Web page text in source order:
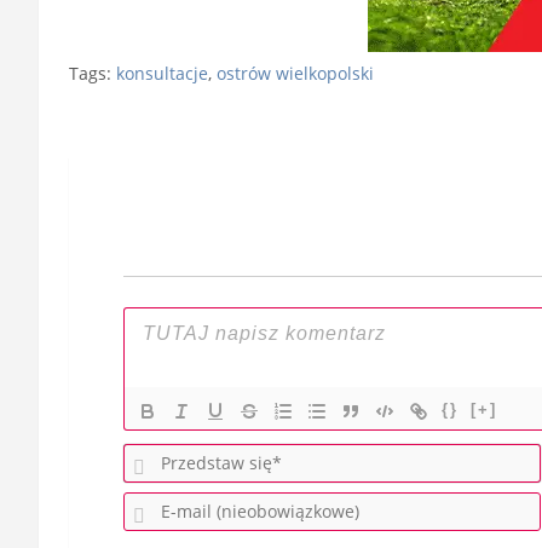
Tags: konsultacje, ostrów wielkopolski
{} [+]
P
r
E
-